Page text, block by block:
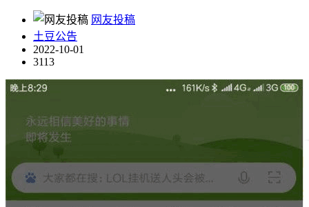
网友投稿
土豆公告
2022-10-01
3113